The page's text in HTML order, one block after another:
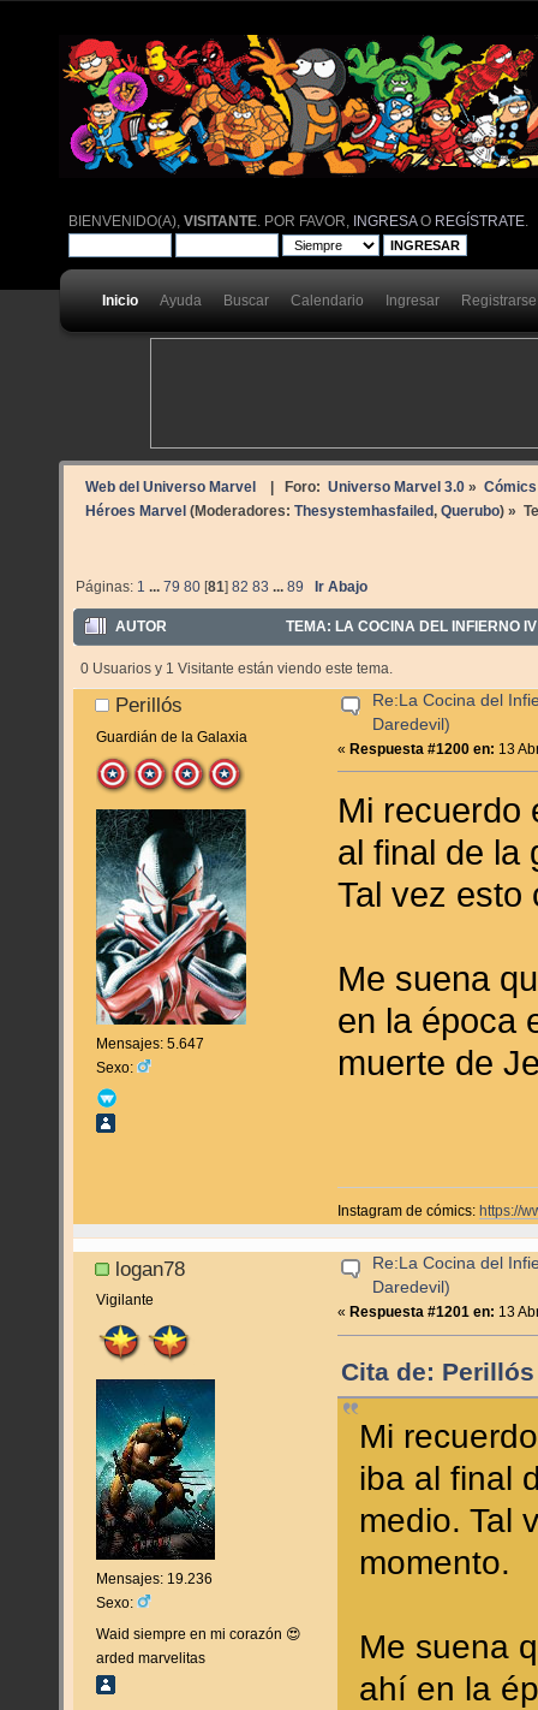
BIENVENIDO(A),VISITANTE . POR FAVOR, INGRESAO REGÍSTRATE
Inicio Ayuda Buscar Calendario Ingresar Registrarse
Web del Universo Marvel | Foro: Universo Marvel 3.0» Cómics
Héroes Marvel (Moderadores: Thesystemhasfailed, Querubo) »
Páginas: 1 ...79 80 [81]82 83 ...89 Ir Abajo
AUTOR TEMA: LA COCINA DEL INFIERNO
0 Usuarios y 1 Visitante están viendo este tema.
Perillós
Guardián de la Galaxia
Mensajes: 5.647
Sexo:
Re:La Cocina del
Daredevil)
«Respuesta #1200 en: 13
Mi recuerdo
al final de la
Tal vez esto
Me suena
en la época
muerte de
Instagram de cómics: https://
logan78
Vigilante
Mensajes: 19.236
Sexo:
Waid siempre en mi corazón 😍
arded marvelitas
Re:La Cocina del
Daredevil)
« Respuesta #1201 en: 13
Cita de:
Mi
iba al final
medio. Tal
momento.
Me suena
ahí en la